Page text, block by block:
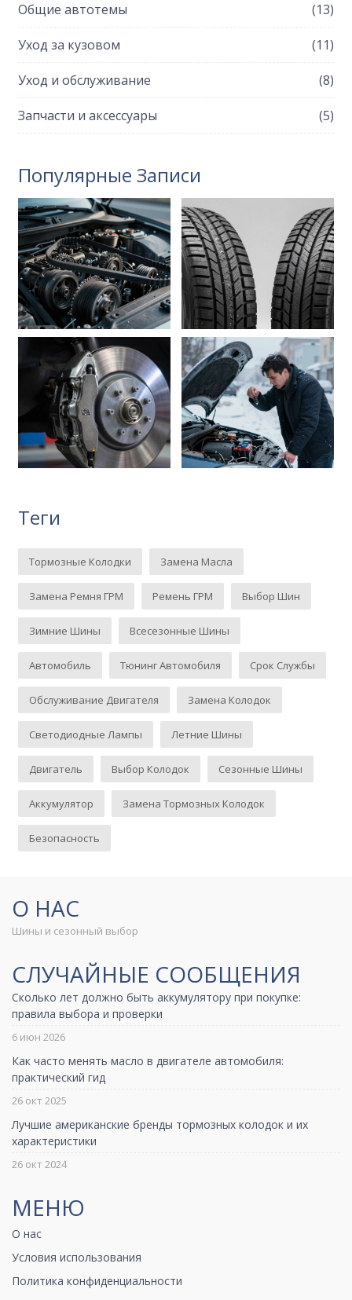
Общие автотемы (13)
Уход за кузовом (11)
Уход и обслуживание (8)
Запчасти и аксессуары (5)
Популярные Записи
Теги
Тормозные Колодки Замена Масла
Замена Ремня ГРМ Ремень ГРМ Выбор Шин
Зимние Шины Всесезонные Шины
Автомобиль Тюнинг Автомобиля Срок Службы
Обслуживание Двигателя Замена Колодок
Светодиодные Лампы Летние Шины
Двигатель Выбор Колодок Сезонные Шины
Аккумулятор Замена Тормозных Колодок
Безопасность
О НАС
Шины и сезонный выбор
СЛУЧАЙНЫЕ СООБЩЕНИЯ
Сколько лет должно быть аккумулятору при покупке:
правила выбора и проверки
6 июн 2026
Как часто менять масло в двигателе автомобиля:
практический гид
26 окт 2025
Лучшие американские бренды тормозных колодок и их
характеристики
26 окт 2024
МЕНЮ
О нас
Условия использования
Политика конфиденциальности